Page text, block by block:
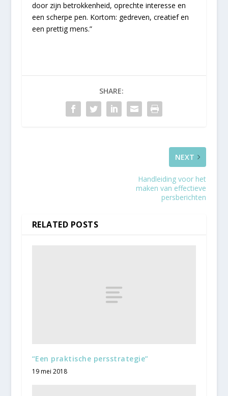
door zijn betrokkenheid, oprechte interesse en
een scherpe pen. Kortom: gedreven, creatief en
een prettig mens.”
SHARE:
NEXT
Handleiding voor het
maken van effectieve
persberichten
RELATED POSTS
“Een praktische persstrategie”
19 mei 2018